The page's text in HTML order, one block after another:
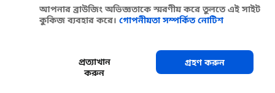
আপনার ব্রাউজিং অভিজ্ঞতাকে স্মরণীয় করে তুলতে এই সাইট
কুকিজ ব্যবহার করে। গোপনীয়তা সম্পর্কিত নোটিশ
প্রত্যাখান
করুন
গ্রহণ করুন